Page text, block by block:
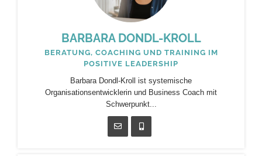
BARBARA DONDL-KROLL
BERATUNG, COACHING UND TRAINING IM
POSITIVE LEADERSHIP
Barbara Dondl-Kroll ist systemische
Organisationsentwicklerin und Business Coach mit
Schwerpunkt...